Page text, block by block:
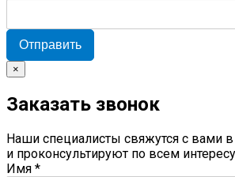
Отправить
×
Заказать звонок
Наши специалисты свяжутся с вами
и проконсультируют по всем
Имя *